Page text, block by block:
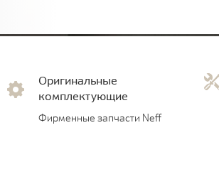
Оригинальные
комплектующие
Фирменные запчасти Neff